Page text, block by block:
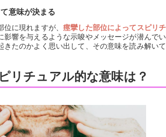
意味が決まる
位に現れますが、痙攣した部位によってスピリ
影響を与えるような示唆やメッセージが潜んで
たのかよく思い出して、その意味を読み解いて
リチュアル的な意味は？